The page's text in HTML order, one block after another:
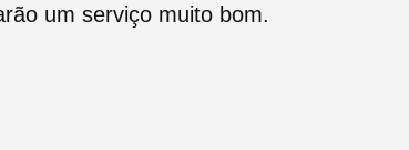
um serviço muito bom.